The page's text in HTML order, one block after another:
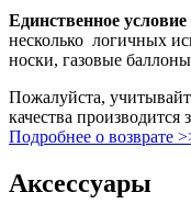
Единственное
несколько логичных
носки, газовые
Пожалуйста,
качества производится
Подробнее о возврате
Аксессуары